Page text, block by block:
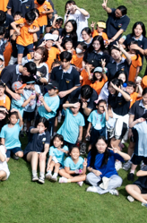
자율진로동아리
유초등 소식지